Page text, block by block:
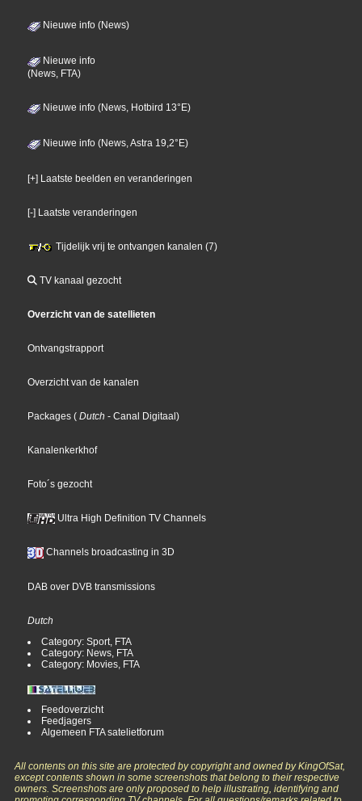
Nieuwe info (News)
Nieuwe info
(News, FTA)
Nieuwe info (News, Hotbird 13°E)
Nieuwe info (News, Astra 19,2°E)
[+] Laatste beelden en veranderingen
[-] Laatste veranderingen
Tijdelijk vrij te ontvangen kanalen (7)
TV kanaal gezocht
Overzicht van de satellieten
Ontvangstrapport
Overzicht van de kanalen
Packages ( Dutch - Canal Digitaal)
Kanalenkerkhof
Foto´s gezocht
Ultra High Definition TV Channels
Channels broadcasting in 3D
DAB over DVB transmissions
Dutch
Category: Sport, FTA
Category: News, FTA
Category: Movies, FTA
Feedoverzicht
Feedjagers
Algemeen FTA satelietforum
All contents on this site are protected by copyright and owned by KingOfSat,
except contents shown in some screenshots that belong to their respective
owners. Screenshots are only proposed to help illustrating, identifying and